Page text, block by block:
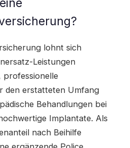
lohnt sich
Leistungen
professionelle
den erstatteten Umfang
Behandlungen bei
Implantate. Als
nach Beihilfe